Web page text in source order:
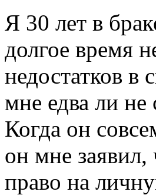
Я 30 лет в
долгое время
недостатков
мне едва ли
Когда он
он мне
право на